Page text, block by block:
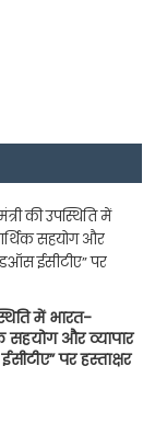
में भारत-
सहयोग और व्यापार
पर हस्ताक्षर